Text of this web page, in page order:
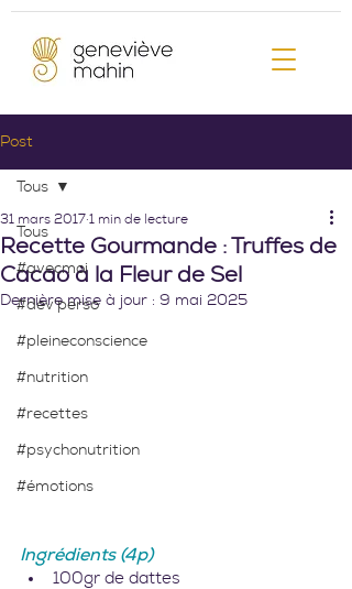
Post
Tous
#avecmoi
#dev'perso
#pleineconscience
#nutrition
#recettes
#psychonutrition
#émotions
Tous
Recette Gourmande : Truffes de
Cacao à la Fleur de Sel
31 mars 2017 1 min de lecture
Dernière mise à jour : 9 mai 2025
Ingrédients (4p)
100gr de dattes